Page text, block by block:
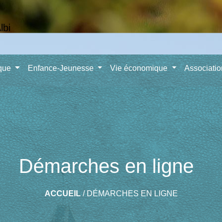
Enfance-Jeunesse Vie économique
Démarches en ligne
ACCUEIL/DÉMARCHES EN LIGNE